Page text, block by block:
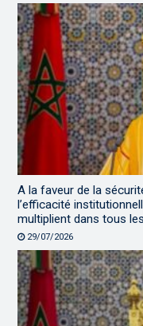
A la faveur de la
l’efficacité
multiplient dans tous
29/07/2026